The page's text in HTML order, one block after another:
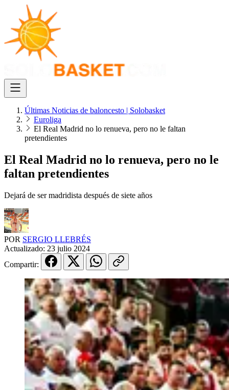
Últimas Noticias de baloncesto | Solobasket
Euroliga
El Real Madrid no lo renueva, pero no le faltan
pretendientes
El Real Madrid no lo renueva, pero no le
faltan pretendientes
Dejará de ser madridista después de siete años
POR SERGIO LLEBRÉS
Actualizado: 23 julio 2024
Compartir: